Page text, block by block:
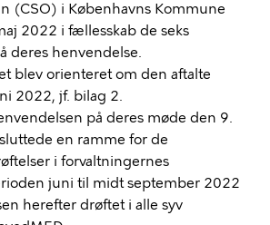
(CSO) i Københavns Kommune
2022 i fællesskab de seks
henvendelse.
blev orienteret om den aftalte
2022, jf. bilag 2.
på deres møde den 9.
en ramme for de
i forvaltningernes
juni til midt september 2022
herefter drøftet i alle syv